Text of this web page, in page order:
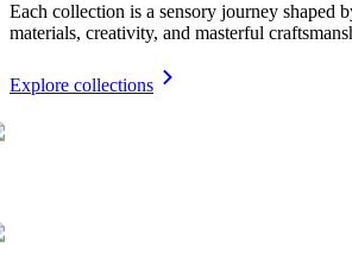
Each collection is a sensory journey shaped
materials, creativity, and masterful
Explore collections